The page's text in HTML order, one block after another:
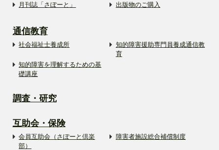
月刊誌「さぽーと」 出版物のご購入
通信教育
社会福祉士養成所
知的障害援助専門員養成通信教
育
知的障害を理解するための基
礎講座
調査・研究
互助会・保険
会員互助会（さぽーと倶楽
部）
障害者施設総合補償制度